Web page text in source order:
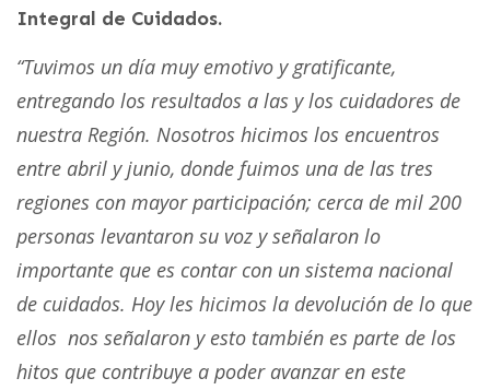
Integral de Cuidados.
“Tuvimos un día muy emotivo y gratificante,
entregando los resultados a las y los cuidadores de
nuestra Región. Nosotros hicimos los encuentros
entre abril y junio, donde fuimos una de las tres
regiones con mayor participación; cerca de mil 200
personas levantaron su voz y señalaron lo
importante que es contar con un sistema nacional
de cuidados. Hoy les hicimos la devolución de lo que
ellos nos señalaron y esto también es parte de los
hitos que contribuye a poder avanzar en este